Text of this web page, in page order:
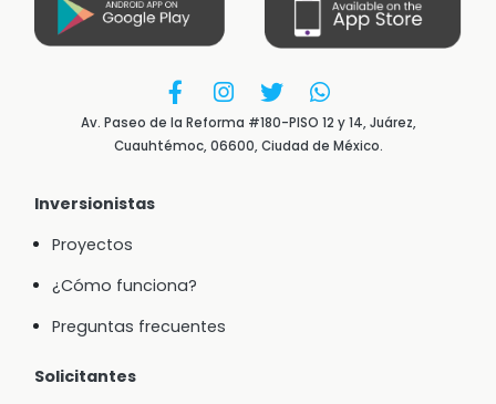
Av. Paseo de la Reforma #180-PISO 12 y 14, Juárez,
Cuauhtémoc, 06600, Ciudad de México.
Inversionistas
Proyectos
¿Cómo funciona?
Preguntas frecuentes
Solicitantes